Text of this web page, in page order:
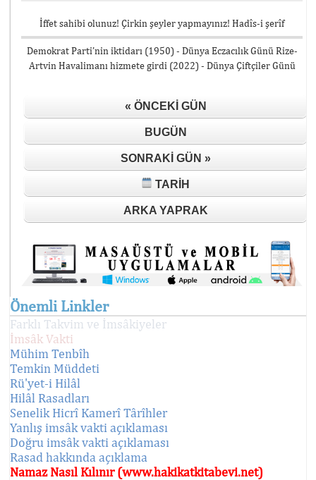
İffet sahibi olunuz! Çirkin şeyler yapmayınız! Hadîs-i şerîf
Demokrat Parti’nin iktidarı (1950) - Dünya Eczacılık Günü Rize-
Artvin Havalimanı hizmete girdi (2022) - Dünya Çiftçiler Günü
« ÖNCEKI GÜN
BUGÜN
SONRAKI GÜN »
TARIH
ARKA YAPRAK
Önemli Linkler
Farklı Takvim ve İmsâkiyeler
İmsâk Vakti
Mühim Tenbîh
Temkin Müddeti
Rü'yet-i Hilâl
Hilâl Rasadları
Senelik Hicrî Kamerî Târîhler
Yanlış imsâk vakti açıklaması
Doğru imsâk vakti açıklaması
Rasad hakkında açıklama
Namaz Nasıl Kılınır (www.hakikatkitabevi.net)